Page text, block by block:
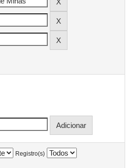
Registro(s)